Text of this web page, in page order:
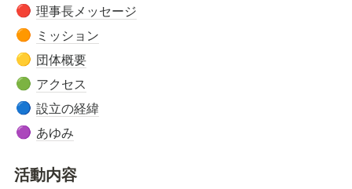
🔴 理事長メッセージ
🟠 ミッション
🟡 団体概要
🟢 アクセス
🔵 設立の経緯
🟣 あゆみ
活動内容